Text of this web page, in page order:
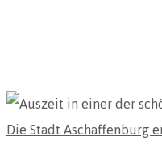
Die Stadt Aschaffenburg